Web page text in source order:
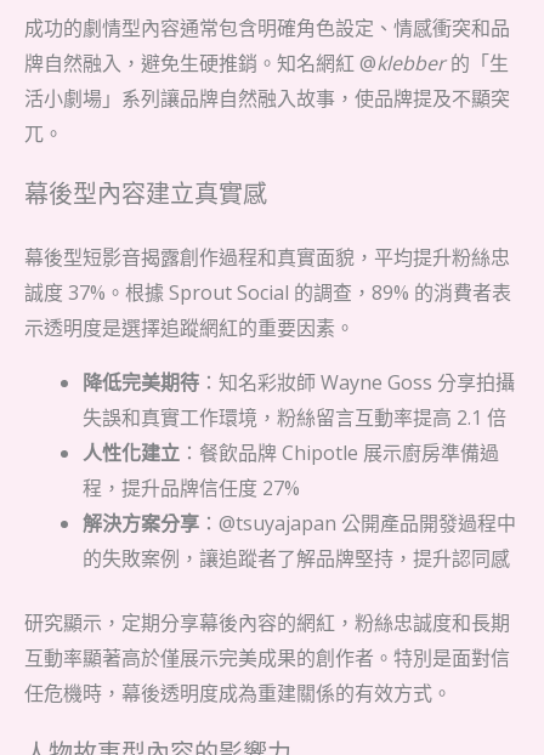
成功的劇情型內容通常包含明確角色設定、情感衝突和品
牌自然融入，避免生硬推銷。知名網紅 @klebber的「生
活小劇場」系列讓品牌自然融入故事，使品牌提及不顯突
兀。
幕後型內容建立真實感
幕後型短影音揭露創作過程和真實面貌，平均提升粉絲忠
誠度 37%。根據 Sprout Social 的調查，89% 的消費者表
示透明度是選擇追蹤網紅的重要因素。
降低完美期待 ：知名彩妝師 Wayne Goss 分享拍攝
失誤和真實工作環境，粉絲留言互動率提高 2.1 倍
人性化建立 ：餐飲品牌 Chipotle 展示廚房準備過
程，提升品牌信任度 27%
解決方案分享 ：@tsuyajapan 公開產品開發過程中
的失敗案例，讓追蹤者了解品牌堅持，提升認同感
研究顯示，定期分享幕後內容的網紅，粉絲忠誠度和長期
互動率顯著高於僅展示完美成果的創作者。特別是面對信
任危機時，幕後透明度成為重建關係的有效方式。